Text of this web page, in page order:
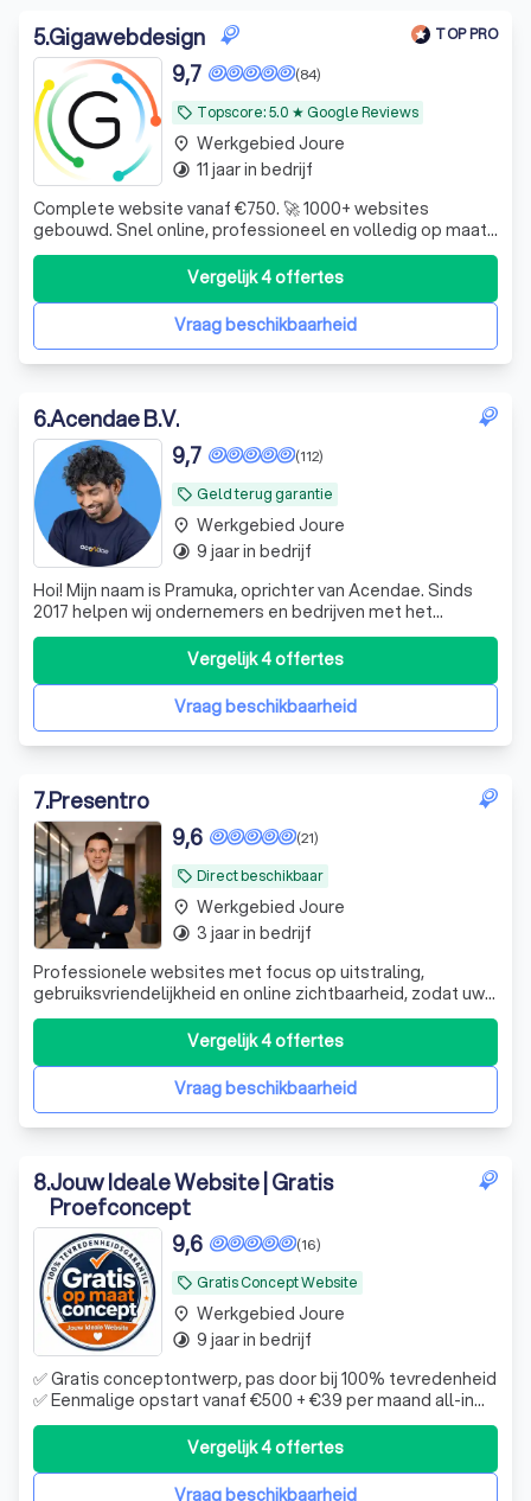
5.Gigawebdesign TOP PRO
local_offer Topscore: 5.0 ★ Google Reviews
(84)
9,7
Complete website vanaf €750. 🚀 1000+ websites
gebouwd. Snel online, professioneel en volledig op maat.
⭐ 5.0 Google reviews voor Gigawebdesign.
Vraag beschikbaarheid
Vergelijk 4 offertes
place Werkgebied Joure
timelapse 11 jaar in bedrijf
6.Acendae B.V.
local_offer Geld terug garantie
(112)
9,7
Hoi! Mijn naam is Pramuka, oprichter van Acendae. Sinds
2017 helpen wij ondernemers en bedrijven met het
ontwerpen en ontwikkelen van professionele websites.
Wat ooit begon als een klein bedrijf is inmiddels
uitgegroeid tot een enthousiast team van 14 collega's.
Iedere dag werken we met veel plezie
Vraag beschikbaarheid
Vergelijk 4 offertes
place Werkgebied Joure
timelapse 9 jaar in bedrijf
7.Presentro
local_offer Direct beschikbaar
(21)
9,6
Professionele websites met focus op uitstraling,
gebruiksvriendelijkheid en online zichtbaarheid, zodat uw
bedrijf online net zo professioneel overkomt als in het
Vraag beschikbaarheid
Vergelijk 4 offertes
place Werkgebied Joure
timelapse 3 jaar in bedrijf
8.Jouw Ideale Website | Gratis
Proefconcept
local_offer Gratis Concept Website
(16)
9,6
✅ Gratis conceptontwerp, pas door bij 100% tevredenheid
✅ Eenmalige opstart vanaf €500 + €39 per maand all-in
(excl. BTW) ✅ Alles inbegrepen: hosting, onderhoud,
updates, aanpassingen ❌ Wordpress
Vraag beschikbaarheid
Vergelijk 4 offertes
place Werkgebied Joure
timelapse 9 jaar in bedrijf